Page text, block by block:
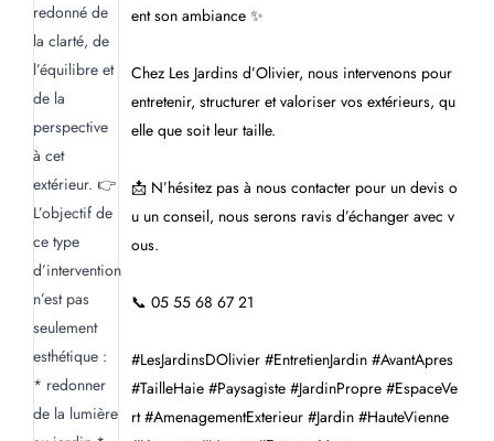
ent son ambiance ✨
Chez Les Jardins d’Olivier, nous intervenons pour
entretenir, structurer et valoriser vos extérieurs, qu
elle que soit leur taille.
📩 N’hésitez pas à nous contacter pour un devis o
u un conseil, nous serons ravis d’échanger avec v
ous.
📞 05 55 68 67 21
#LesJardinsDOlivier #EntretienJardin #AvantApres
#TailleHaie #Paysagiste #JardinPropre #EspaceVe
rt #AmenagementExterieur #Jardin #HauteVienne